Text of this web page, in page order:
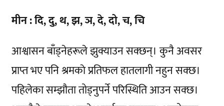
मीन : दि, दु, थ, झ, ञ, दे, दो, च, चि
आश्वासन बाँड्नेहरूले झुक्याउन सक्छन्। कुनै अवसर
प्राप्त भए पनि श्रमकाे प्रतिफल हातलागी नहुन सक्छ।
पहिलेका सम्झौता तोड्नुपर्ने परिस्थिति आउन सक्छ।